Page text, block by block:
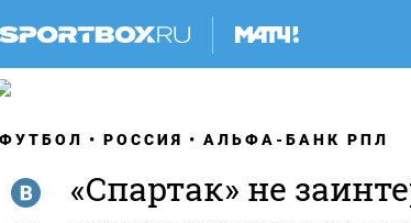
ФУТБОЛ РОССИЯ АЛЬФА-БАНК РПЛ
«Спартак» не
R